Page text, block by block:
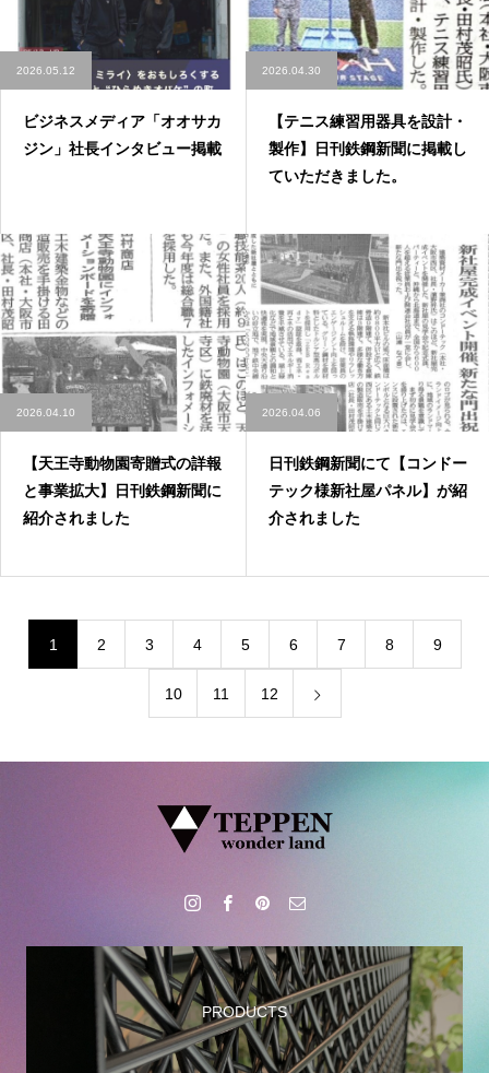
2026.05.12
ビジネスメディア「オオサカ
ジン」社長インタビュー掲載
2026.04.30
【テニス練習用器具を設計・
製作】日刊鉄鋼新聞に掲載し
ていただきました。
2026.04.10
【天王寺動物園寄贈式の詳報
と事業拡大】日刊鉄鋼新聞に
紹介されました
2026.04.06
日刊鉄鋼新聞にて【コンドー
テック様新社屋パネル】が紹
介されました
1 2 3 4 5 6 7 8 9
10 11 12
PRODUCTS